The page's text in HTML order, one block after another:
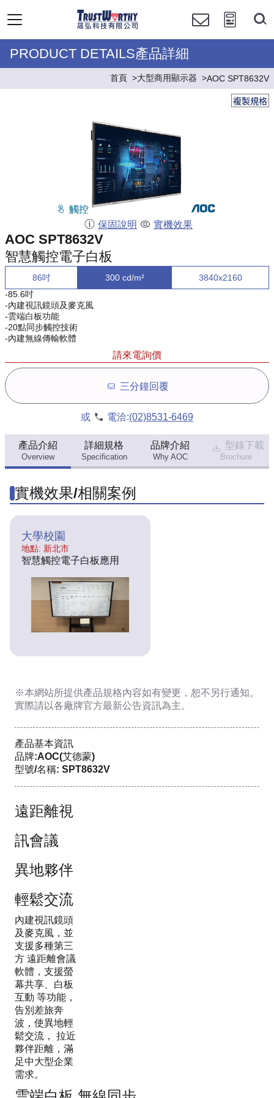
PRODUCT DETAILS產品詳細
首頁 大型商用顯示器 AOC SPT8632V
複製規格
觸控
保固說明
實機效果
AOC SPT8632V
智慧觸控電子白板
86吋 300 cd/m²
3840x2160
-85.6吋
-內建視訊鏡頭及麥克風
-雲端白板功能
-20點同步觸控技術
-內建無線傳輸軟體
請來電詢價
三分鐘回覆
或 電洽:(02)8531-6469
產品介紹
Overview
詳細規格
Specification
品牌介紹
Why AOC
型錄下載
Brochure
實機效果/相關案例
大學校園
地點: 新北市
智慧觸控電子白板應用
※本網站所提供產品規格內容如有變更，恕不另行通知。
實際請以各廠牌官方最新公告資訊為主。
產品基本資訊
品牌:AOC(艾德蒙)
型號/名稱: SPT8632V
遠距離視
訊會議
異地夥伴
輕鬆交流
內建視訊鏡頭
及麥克風，並
支援多種第三
方 遠距離會議
軟體，支援螢
幕共享、白板
互動 等功能，
告別差旅奔
波，使異地輕
鬆交流， 拉近
夥伴距離，滿
足中大型企業
需求。